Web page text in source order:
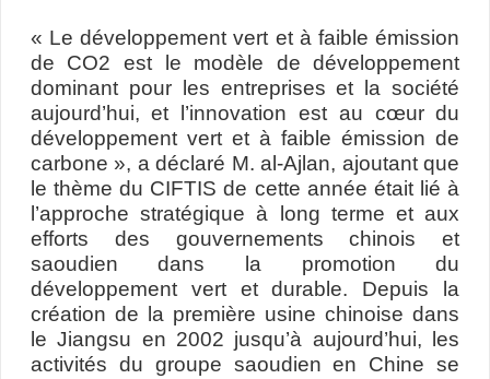
« Le développement vert et à faible émission
de CO2 est le modèle de développement
dominant pour les entreprises et la société
aujourd’hui, et l’innovation est au cœur du
développement vert et à faible émission de
carbone », a déclaré M. al-Ajlan, ajoutant que
le thème du CIFTIS de cette année était lié à
l’approche stratégique à long terme et aux
efforts des gouvernements chinois et
saoudien dans la promotion du
développement vert et durable. Depuis la
création de la première usine chinoise dans
le Jiangsu en 2002 jusqu’à aujourd’hui, les
activités du groupe saoudien en Chine se